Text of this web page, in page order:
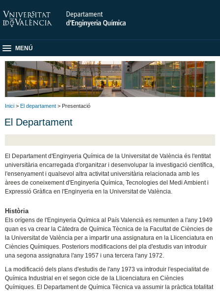
MENÚ
Inici > El departament > Presentació
El Departament
El Departament d'Enginyeria Química de la Universitat de València és l'entitat
universitària encarregada d'organitzar i desenvolupar la investigació científica,
l'ensenyament i qualsevol altra activitat universitària relacionada amb les
àrees de coneixement d'Enginyeria Química, Tecnologies del Medi Ambient i
Expressió Gràfica en l'Enginyeria en la Universitat de València.
Història
Els orígens de l'Enginyeria Química al País Valencià es remunten a l'any 1949
quan es va crear la Càtedra de Química Tècnica de la Facultat de Ciències de
la Universitat de València per a impartir una assignatura en la Llicenciatura en
Ciències Químiques. Posteriors modificacions del pla d'estudis van introduir
una segona assignatura l'any 1957 i una tercera l'any 1972.
La modificació dels plans d'estudis de l'any 1973 va introduir l'especialitat de
Química Industrial en el segon cicle de la Llicenciatura en Ciències
Químiques. El Departament de Química Tècnica va assumir la pràctica totalitat